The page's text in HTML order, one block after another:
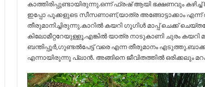
കാത്തിരിപ്പുണ്ടായിരുന്നു.ഒന്ന് ഫ്രഷ് ആയി ഭക്ഷണവും കഴിച്ച്
ഇപ്പോ പൂക്കളുടെ സീസണാണ്,യാത്ര അങ്ങോട്ടാക്കാം എന്ന്
തീരുമാനിച്ചിരുന്നു.കാറിൽ കയറി ഗൂഗിൾ മാപ്പ് ചെക്ക്
കിലോമീറ്ററേയുള്ളൂ.എങ്കിൽ യാത്ര നാടുകാണി ചുരം
ബന്തിപ്പൂർ,ഗുണ്ടൽപേട്ട് വരെ എന്ന തീരുമാനം
എന്നായിരുന്നു പ്ലാൻ. അങ്ങിനെ ജീവിതത്തിൽ ഒരിക്കലും